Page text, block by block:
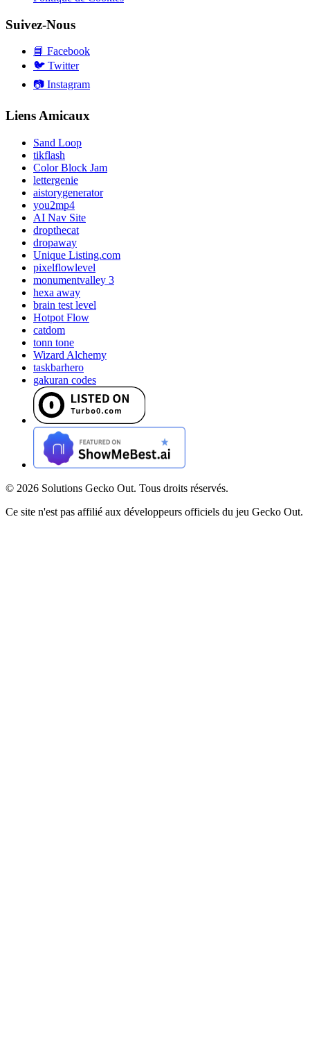
Suivez-Nous
📘 Facebook
🐦 Twitter
📷 Instagram
Liens Amicaux
Sand Loop
tikflash
Color Block Jam
lettergenie
aistorygenerator
you2mp4
AI Nav Site
dropthecat
dropaway
Unique Listing.com
pixelflowlevel
monumentvalley 3
hexa away
brain test level
Hotpot Flow
catdom
tonn tone
Wizard Alchemy
taskbarhero
gakuran codes
© 2026 Solutions Gecko Out. Tous droits réservés.
Ce site n'est pas affilié aux développeurs officiels du jeu Gecko Out.